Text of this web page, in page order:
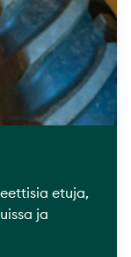
etuja,
ja